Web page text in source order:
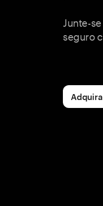
Junte-
seguro